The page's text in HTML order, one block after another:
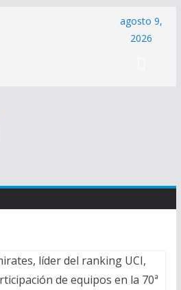
agosto 9,
2026